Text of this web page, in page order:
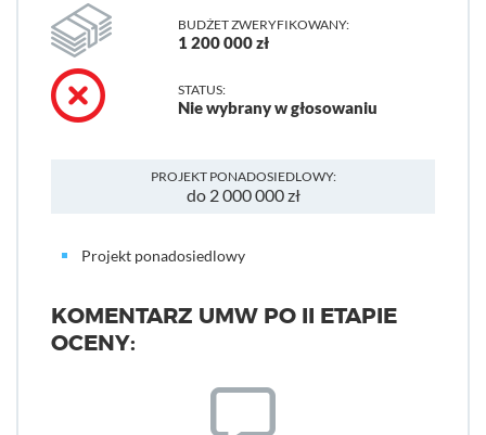
BUDŻET ZWERYFIKOWANY:
1 200 000 zł
STATUS:
Nie wybrany w głosowaniu
PROJEKT PONADOSIEDLOWY:
do 2 000 000 zł
Projekt ponadosiedlowy
KOMENTARZ UMW PO II ETAPIE
OCENY: